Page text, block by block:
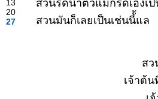
13
20
27
ส่วนรดน้ำตัวแม่ก็รดเองเ
สวนมันก็เลยเป็นเช่นนี้้แล
สว
เจ้าต้